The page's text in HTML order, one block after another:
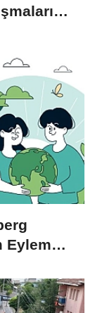
Eylem